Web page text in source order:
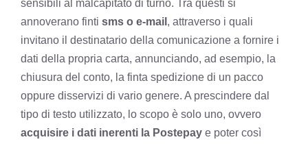
sensibili al malcapitato di turno. Tra questi si
annoverano finti sms o e-mail , attraverso i quali
invitano il destinatario della comunicazione a fornire i
dati della propria carta, annunciando, ad esempio, la
chiusura del conto, la finta spedizione di un pacco
oppure disservizi di vario genere. A prescindere dal
tipo di testo utilizzato, lo scopo è solo uno, ovvero
acquisire i dati inerenti la Postepay e poter così